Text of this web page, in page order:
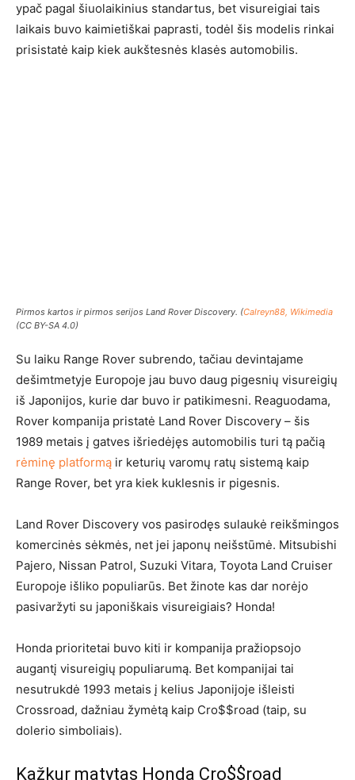
ypač pagal šiuolaikinius standartus, bet visureigiai tais
laikais buvo kaimietiškai paprasti, todėl šis modelis rinkai
prisistatė kaip kiek aukštesnės klasės automobilis.
Pirmos kartos ir pirmos serijos Land Rover Discovery. (Calreyn88, Wikimedia
(CC BY-SA 4.0)
Su laiku Range Rover subrendo, tačiau devintajame
dešimtmetyje Europoje jau buvo daug pigesnių visureigių
iš Japonijos, kurie dar buvo ir patikimesni. Reaguodama,
Rover kompanija pristatė Land Rover Discovery – šis
1989 metais į gatves išriedėjęs automobilis turi tą pačią
rėminę platformą ir keturių varomų ratų sistemą kaip
Range Rover, bet yra kiek kuklesnis ir pigesnis.
Land Rover Discovery vos pasirodęs sulaukė reikšmingos
komercinės sėkmės, net jei japonų neišstūmė. Mitsubishi
Pajero, Nissan Patrol, Suzuki Vitara, Toyota Land Cruiser
Europoje išliko populiarūs. Bet žinote kas dar norėjo
pasivaržyti su japoniškais visureigiais? Honda!
Honda prioritetai buvo kiti ir kompanija pražiopsojo
augantį visureigių populiarumą. Bet kompanijai tai
nesutrukdė 1993 metais į kelius Japonijoje išleisti
Crossroad, dažniau žymėtą kaip Cro$$road (taip, su
dolerio simboliais).
Kažkur matytas Honda Cro$$road